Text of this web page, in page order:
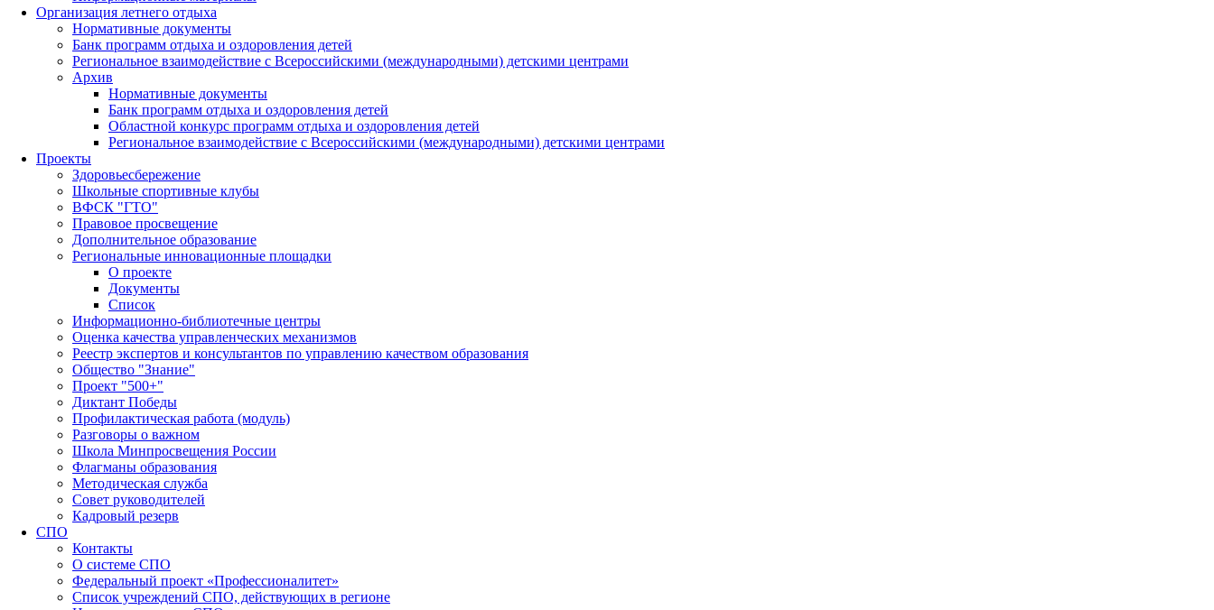
Организация летнего отдыха
Нормативные документы
Банк программ отдыха и оздоровления детей
Региональное взаимодействие с Всероссийскими (международными) детскими центрами
Архив
Нормативные документы
Банк программ отдыха и оздоровления детей
Областной конкурс программ отдыха и оздоровления детей
Региональное взаимодействие с Всероссийскими (международными) детскими центрами
Проекты
Здоровьесбережение
Школьные спортивные клубы
ВФСК "ГТО"
Правовое просвещение
Дополнительное образование
Региональные инновационные площадки
О проекте
Документы
Список
Информационно-библиотечные центры
Оценка качества управленческих механизмов
Реестр экспертов и консультантов по управлению качеством образования
Общество "Знание"
Проект "500+"
Диктант Победы
Профилактическая работа (модуль)
Разговоры о важном
Школа Минпросвещения России
Флагманы образования
Методическая служба
Совет руководителей
Кадровый резерв
СПО
Контакты
О системе СПО
Федеральный проект «Профессионалитет»
Список учреждений СПО, действующих в регионе